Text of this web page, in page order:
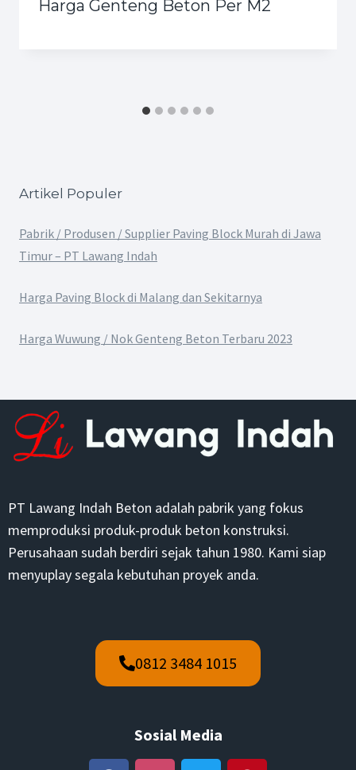
Harga Genteng Beton Per M2
Artikel Populer
Pabrik / Produsen / Supplier Paving Block Murah di Jawa
Timur – PT Lawang Indah
Harga Paving Block di Malang dan Sekitarnya
Harga Wuwung / Nok Genteng Beton Terbaru 2023
PT Lawang Indah Beton adalah pabrik yang fokus
memproduksi produk-produk beton konstruksi.
Perusahaan sudah berdiri sejak tahun 1980. Kami siap
menyuplay segala kebutuhan proyek anda.
0812 3484 1015
Sosial Media